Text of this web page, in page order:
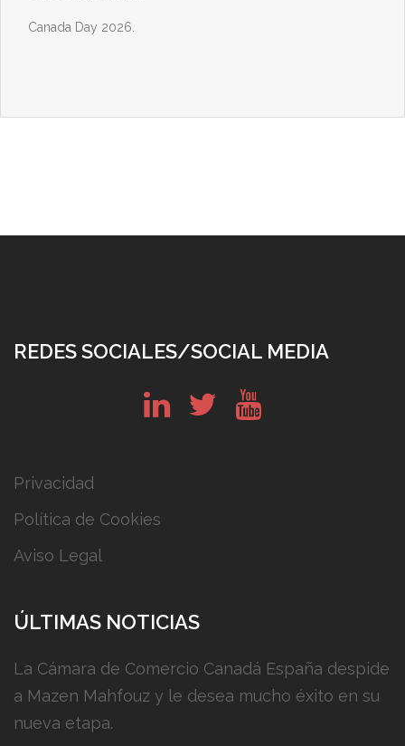
Canada Day 2026.
REDES SOCIALES/SOCIAL MEDIA
Privacidad
Política de Cookies
Aviso Legal
ÚLTIMAS NOTICIAS
La Cámara de Comercio Canadá España despide
a Mazen Mahfouz y le desea mucho éxito en su
nueva etapa.